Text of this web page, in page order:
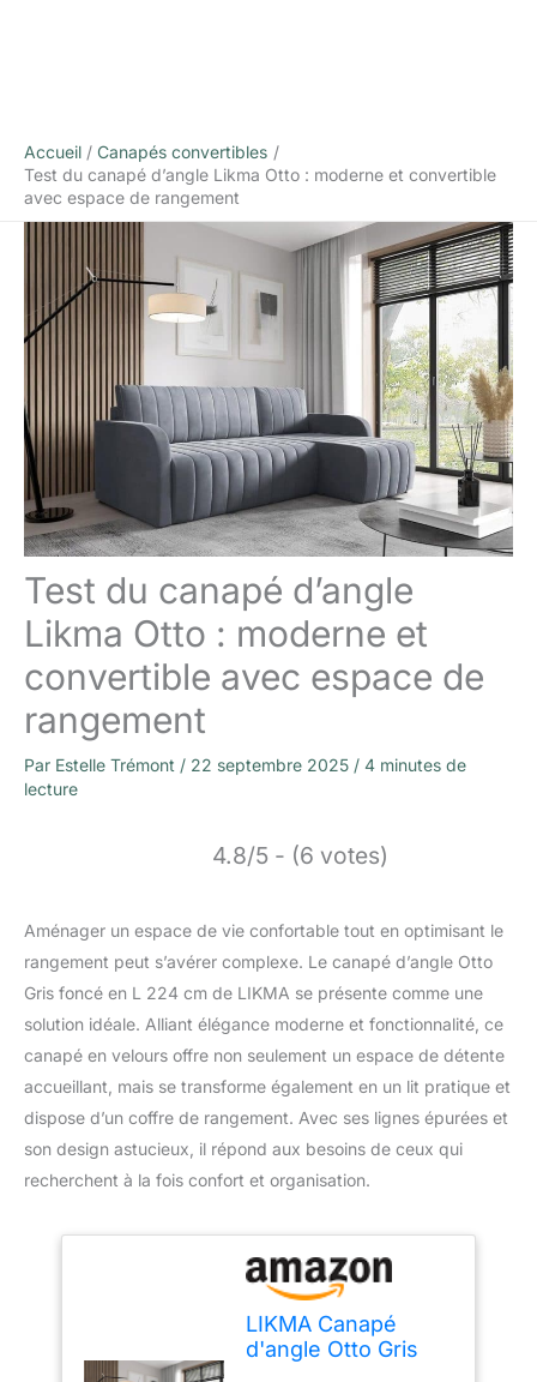
Accueil
Canapés convertibles
Test du canapé d’angle Likma Otto : moderne et convertible
avec espace de rangement
Test du canapé d’angle
Likma Otto : moderne et
convertible avec espace de
rangement
Par Estelle Trémont / 22 septembre 2025 / 4 minutes de
lecture
4.8/5 - (6 votes)
Aménager un espace de vie confortable tout en optimisant le
rangement peut s’avérer complexe. Le canapé d’angle Otto
Gris foncé en L 224 cm de LIKMA se présente comme une
solution idéale. Alliant élégance moderne et fonctionnalité, ce
canapé en velours offre non seulement un espace de détente
accueillant, mais se transforme également en un lit pratique et
dispose d’un coffre de rangement. Avec ses lignes épurées et
son design astucieux, il répond aux besoins de ceux qui
recherchent à la fois confort et organisation.
LIKMA Canapé
d'angle Otto Gris